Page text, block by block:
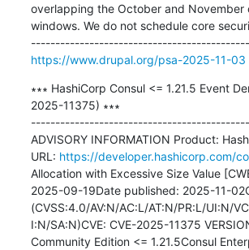
overlapping the October and November
windows. We do not schedule core
https://www.drupal.org/psa-2025-11-03
∗∗∗ HashiCorp Consul <= 1.21.5 Event
2025-11375) ∗∗∗
---------------------------------------------
ADVISORY INFORMATION Product:
URL: https://developer.hashicorp.com/
Allocation with Excessive Size Value
2025-09-19Date published: 2025-11-
(CVSS:4.0/AV:N/AC:L/AT:N/PR:L/UI:N/
I:N/SA:N)CVE: CVE-2025-11375
Community Edition <= 1.21.5Consul